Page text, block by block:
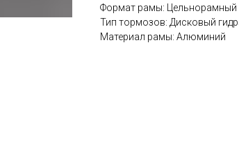
Формат рамы: Цельнорамный
Тип тормозов: Дисковый
Материал рамы: Алюминий